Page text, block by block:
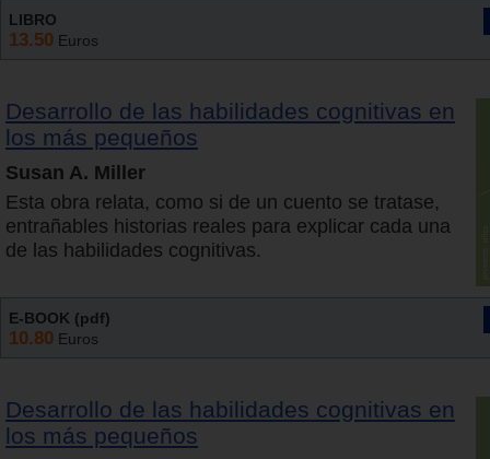
LIBRO
13.50 Euros
Desarrollo de las habilidades cognitivas en
los más pequeños
Susan A. Miller
Esta obra relata, como si de un cuento se tratase,
entrañables historias reales para explicar cada una
de las habilidades cognitivas.
E-BOOK (pdf)
10.80 Euros
Desarrollo de las habilidades cognitivas en
los más pequeños